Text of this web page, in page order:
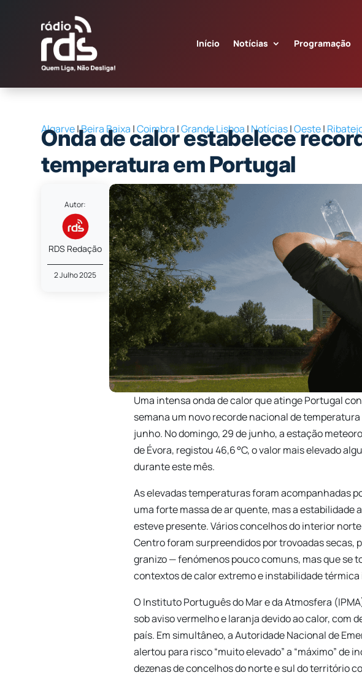
Início Notícias Programação
Algarve|Beira Baixa |Coimbra |Grande Lisboa | Notícias|Oeste|
Onda de calor estabelece
temperatura em Portugal
Autor:
RDS Redação
2 Julho 2025
Uma intensa onda de calor que atinge Portugal
semana um novo recorde nacional de temperatura
junho. No domingo, 29 de junho, a estação
de Évora, registou 46,6 °C, o valor mais elevado
durante este mês.
As elevadas temperaturas foram acompanhadas
uma forte massa de ar quente, mas a estabilidade
esteve presente. Vários concelhos do interior
Centro foram surpreendidos por trovoadas secas,
granizo — fenómenos pouco comuns, mas que se
contextos de calor extremo e instabilidade
O Instituto Português do Mar e da Atmosfera
sob aviso vermelho e laranja devido ao calor, com
país. Em simultâneo, a Autoridade Nacional de
alertou para risco “muito elevado” a “máximo” de
dezenas de concelhos do norte e sul do território